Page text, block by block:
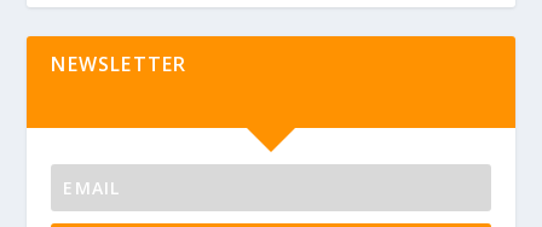
NEWSLETTER